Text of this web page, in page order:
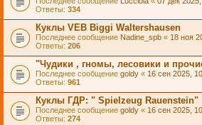
Ответы: 334
Куклы VEB Biggi Waltershausen
Последнее сообщение Nadine_spb « 18 ноя
Ответы: 206
"Чудики , гномы, лесовики и
Последнее сообщение goldy « 16 сен 2025,
Ответы: 961
Куклы ГДР: " Spielzeug Rauenstein"
Последнее сообщение goldy « 16 сен 2025,
Ответы: 274